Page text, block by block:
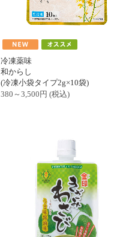
冷凍薬味
和からし
(冷凍小袋タイプ2g×10袋)
380～3,500 円(税込)